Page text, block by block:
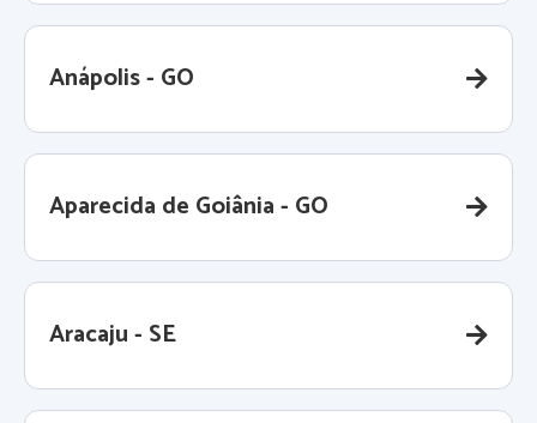
Anápolis - GO
Aparecida de Goiânia - GO
Aracaju - SE